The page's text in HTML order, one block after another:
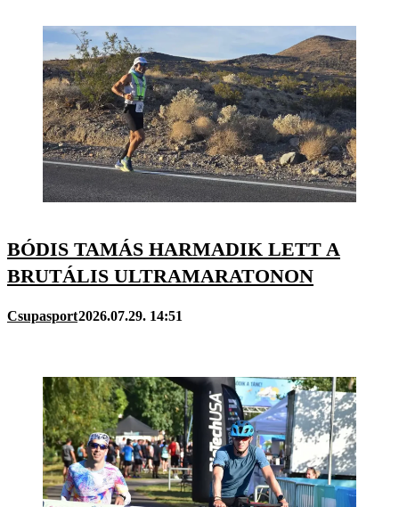
BÓDIS TAMÁS HARMADIK LETT A
BRUTÁLIS ULTRAMARATONON
Csupasport2026.07.29. 14:51